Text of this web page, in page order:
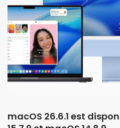
macOS 26.6.1 est